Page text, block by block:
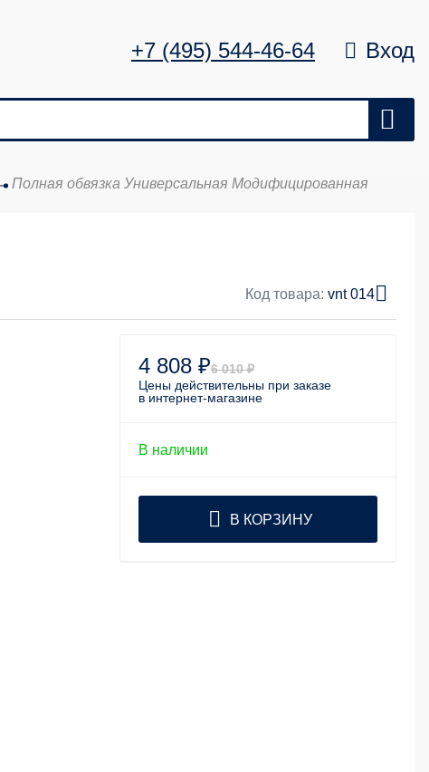
+7 (495) 544-46-64 Вход
Полная обвязка Универсальная Модифицированная
Код товара: vnt 014
4 808 ₽6 010 ₽
Цены действительны при заказе
в интернет-магазине
В наличии
В КОРЗИНУ